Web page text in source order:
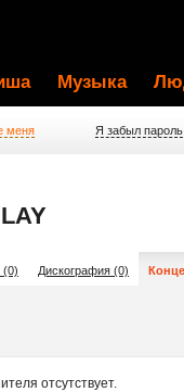
Музыка
меня Я забыл пароль
(0) Дискография (0)
отсутствует.